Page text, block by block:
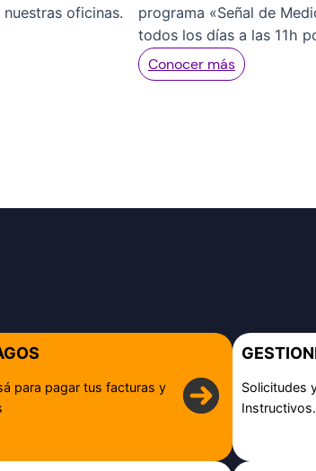
oficinas.
programa «Señal de
todos los días a las 11h
Conocer más
para pagar tus facturas y
Solicitudes
Instructivos.